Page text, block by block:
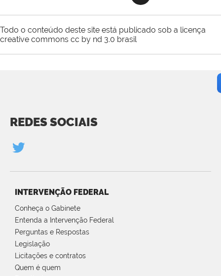
Todo o conteúdo deste site está publicado sob a licença
creative commons cc by nd 3.0 brasil
REDES SOCIAIS
INTERVENÇÃO FEDERAL
Conheça o Gabinete
Entenda a Intervenção Federal
Perguntas e Respostas
Legislação
Licitações e contratos
Quem é quem